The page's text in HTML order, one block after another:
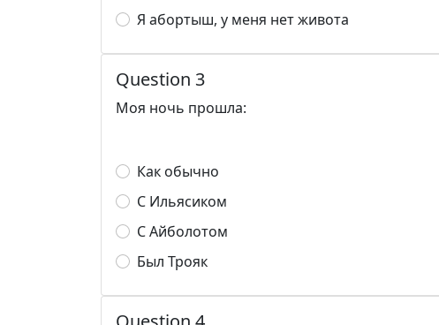
Я абортыш, у меня нет живота
Question 3
Моя ночь прошла:
Как обычно
С Ильясиком
С Айболотом
Был Трояк